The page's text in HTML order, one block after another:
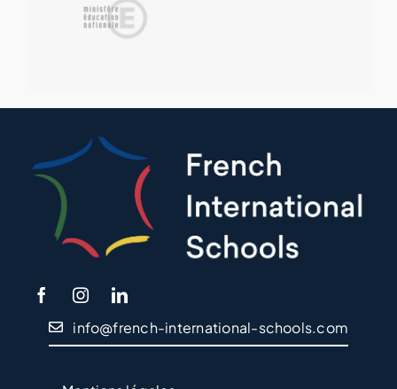
info@french-international-schools.com